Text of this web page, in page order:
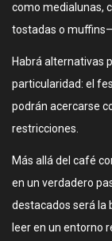
como medialunas,
tostadas o
Habrá alternativas
particularidad: el
podrán acercarse
restricciones.
Más allá del café
en un verdadero
destacados será la
leer en un entorno